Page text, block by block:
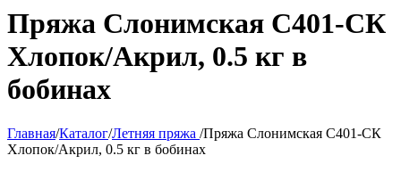
Пряжа Слонимская С401-СК
Хлопок/Акрил, 0.5 кг в
бобинах
Главная/Каталог/Летняя пряжа /Пряжа Слонимская С401-СК
Хлопок/Акрил, 0.5 кг в бобинах